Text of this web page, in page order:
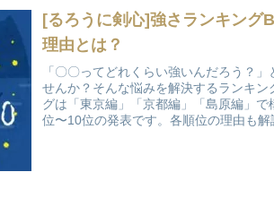
[るろうに剣心]強さランキング
理由とは？
「〇〇ってどれくらい強いんだろう？
せんか？そんな悩みを解決するランキ
グは「東京編」「京都編」「島原編」
位〜10位の発表です。各順位の理由も